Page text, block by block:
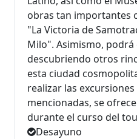
obras tan importantes
"La Victoria de
Milo". Asimismo,
descubriendo otros
esta ciudad
realizar las
mencionadas, se
durante el curso del
Desayuno